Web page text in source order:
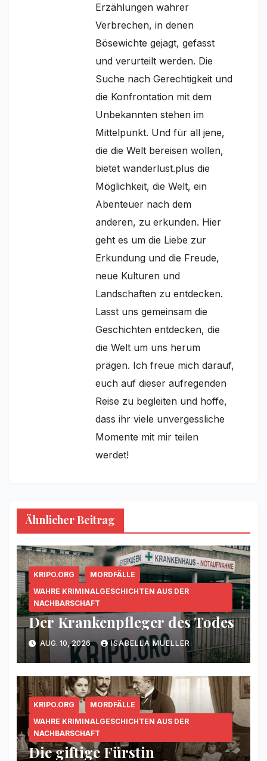
Erzählungen wahrer
Verbrechen, in denen
Bösewichte gejagt, gefasst
und verurteilt werden. Die
Suche nach Gerechtigkeit und
die Konfrontation mit dem
Unbekannten stehen im
Mittelpunkt. Und für all jene,
die die Welt bereisen wollen,
bietet wanderlust.plus die
Möglichkeit, die Welt, ein
Abenteuer nach dem
anderen, zu erkunden. Hier
geht es um die Liebe zur
Erkundung und die Freude,
neue Kulturen und
Landschaften zu entdecken.
Lasst uns gemeinsam die
Geschichten entdecken, die
die Welt um uns herum
prägen. Ich freue mich darauf,
euch auf dieser aufregenden
Reise zu begleiten und hoffe,
dass ihr viele unvergessliche
Momente mit mir teilen
werdet!
Ähnlicher Beitrag
KRIPO.ORG
MORDFÄLLE
WAHRE KRIMINALGESCHICHTEN AUS DER
NACHBARSCHAFT
Der Krankenpfleger des Todes
AUG. 10, 2026 ISABELLA MUELLER
KRIPO.ORG
MORDFÄLLE
WAHRE KRIMINALGESCHICHTEN AUS DER
NACHBARSCHAFT
Die giftige Fürstin